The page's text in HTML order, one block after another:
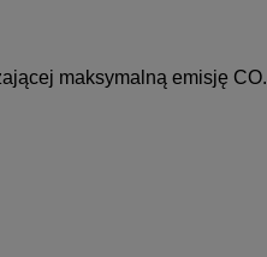
maksymalną emisję CO.